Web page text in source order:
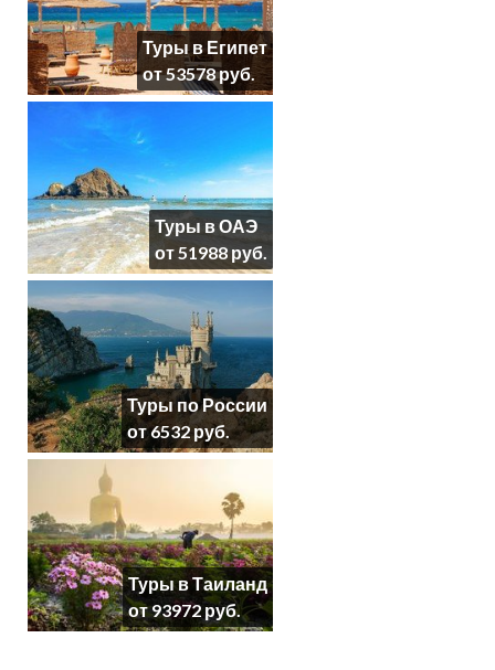
Туры в Египет
от 53578 руб.
Туры в ОАЭ
от 51988 руб.
Туры по России
от 6532 руб.
Туры в Таиланд
от 93972 руб.